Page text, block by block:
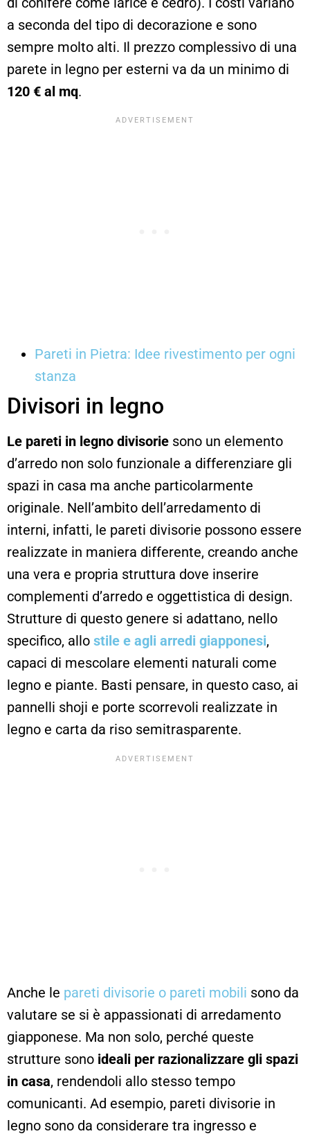
a seconda del tipo di decorazione e sono
sempre molto alti. Il prezzo complessivo di una
parete in legno per esterni va da un minimo di
120 € al mq.
Pareti in Pietra: Idee rivestimento per ogni
stanza
Divisori in legno
Le pareti in legno divisorie sono un elemento
d’arredo non solo funzionale a differenziare gli
spazi in casa ma anche particolarmente
originale. Nell’ambito dell’arredamento di
interni, infatti, le pareti divisorie possono essere
realizzate in maniera differente, creando anche
una vera e propria struttura dove inserire
complementi d’arredo e oggettistica di design.
Strutture di questo genere si adattano, nello
specifico, allo stile e agli arredi giapponesi,
capaci di mescolare elementi naturali come
legno e piante. Basti pensare, in questo caso, ai
pannelli shoji e porte scorrevoli realizzate in
legno e carta da riso semitrasparente.
Anche le pareti divisorie o pareti mobili sono da
valutare se si è appassionati di arredamento
giapponese. Ma non solo, perché queste
strutture sono ideali per razionalizzare gli spazi
in casa, rendendoli allo stesso tempo
comunicanti. Ad esempio, pareti divisorie in
legno sono da considerare tra ingresso e